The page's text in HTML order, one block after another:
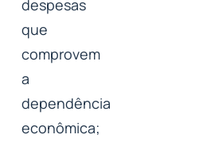
despesas
que
comprovem
a
dependência
econômica;